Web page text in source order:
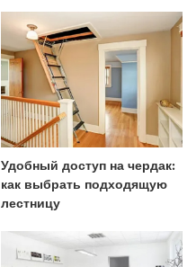
Удобный доступ на чердак:
как выбрать подходящую
лестницу